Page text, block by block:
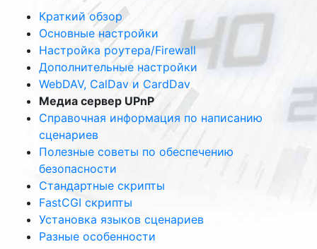
Краткий обзор
Основные настройки
Настройка роутера/Firewall
Дополнительные настройки
WebDAV, CalDav и CardDav
Медиа сервер UPnP
Справочная информация по написанию
сценариев
Полезные советы по обеспечению
безопасности
Стандартные скрипты
FastCGI скрипты
Установка языков сценариев
Разные особенности